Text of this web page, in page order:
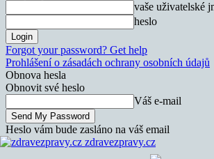
vaše uživatelské
heslo
Forgot your password? Get help
Prohlášení o zásadách ochrany osobních údajů
Obnova hesla
Obnovit své heslo
Váš e-mail
Heslo vám bude zasláno na váš email
zdravezpravy.cz